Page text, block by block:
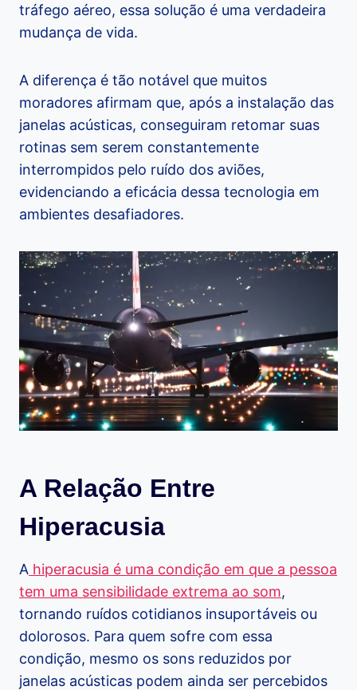
tráfego aéreo, essa solução é uma verdadeira
mudança de vida.
A diferença é tão notável que muitos
moradores afirmam que, após a instalação das
janelas acústicas, conseguiram retomar suas
rotinas sem serem constantemente
interrompidos pelo ruído dos aviões,
evidenciando a eficácia dessa tecnologia em
ambientes desafiadores.
A Relação Entre
Hiperacusia
A hiperacusia é uma condição em que a pessoa
tem uma sensibilidade extrema ao som,
tornando ruídos cotidianos insuportáveis ou
dolorosos. Para quem sofre com essa
condição, mesmo os sons reduzidos por
janelas acústicas podem ainda ser percebidos